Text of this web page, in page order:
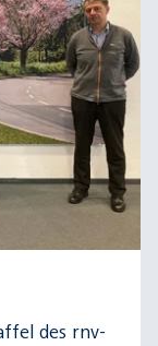
des rnv-